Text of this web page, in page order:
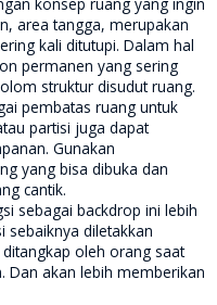
area tangga, merupakan
kali ditutupi. Dalam hal
permanen yang sering
struktur disudut ruang.
pembatas ruang untuk
partisi juga dapat
Gunakan
yang bisa dibuka dan
cantik.
sebagai backdrop ini lebih
sebaiknya diletakkan
oleh orang saat
Dan akan lebih memberikan